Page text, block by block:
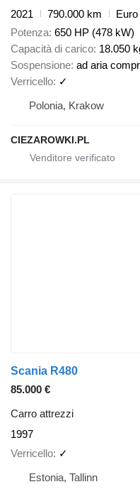
2021
790.000 km
Euro
Potenza 650 HP (478 kW)
Capacità di carico 18.050
Sospensione ad aria
Verricello ✓
Polonia, Krakow
CIEZAROWKI.PL
Scania R480
85.000 €
Carro attrezzi
1997
Verricello ✓
Estonia, Tallinn